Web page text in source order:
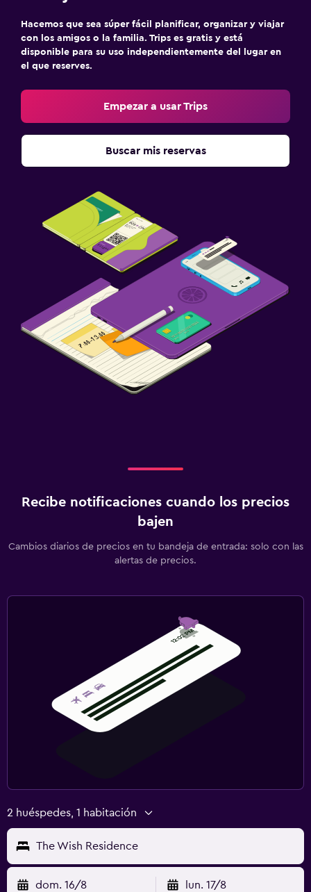
Hacemos que sea súper fácil planificar, organizar y viajar
con los amigos o la familia. Trips es gratis y está
disponible para su uso independientemente del lugar en
el que reserves.
Empezar a usar Trips
Buscar mis reservas
Recibe notificaciones cuando los precios
bajen
Cambios diarios de precios en tu bandeja de entrada: solo con las
alertas de precios.
2 huéspedes, 1 habitación
The Wish Residence
dom. 16/8 lun. 17/8